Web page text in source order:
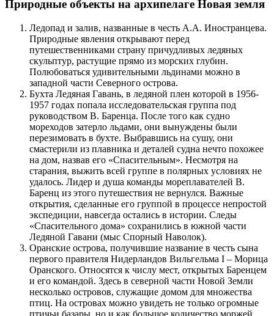
Природные объекты на архипелаге Новая земля
Ледопад и залив, названные в честь А.А. Иностранцева.
Природные явления открывают перед
путешественниками страну причудливых ледяных
скульптур, растущие прямо из морских глубин.
Полюбоваться удивительными льдинами можно в
западной части Северного острова.
Бухта Ледяная Гавань, в ледяной плен которой в 1956-
1957 годах попала исследовательская группа под
руководством В. Баренца. После того как судно
мореходов затерло льдами, они вынуждены были
перезимовать в бухте. Выбравшись на сушу, они
смастерили из плавника и деталей судна нечто похожее
на дом, назвав его «Спасительным». Несмотря на
старания, выжить всей группе в полярных условиях не
удалось. Лидер и душа команды мореплавателей В.
Баренц из этого путешествия не вернулся. Важные
открытия, сделанные его группой в процессе непростой
экспедиции, навсегда остались в истории. Следы
«Спасительного дома» сохранились в южной части
Ледяной Гавани (мыс Спорный Наволок).
Оранские острова, получившие название в честь сына
первого правителя Нидерландов Вильгельма I – Морица
Оранского. Относятся к числу мест, открытых Баренцем
и его командой. Здесь в северной части Новой Земли
несколько островов, служащие домом для множества
птиц. На островах можно увидеть не только огромные
птичьи базары, но и как большое количество моржей